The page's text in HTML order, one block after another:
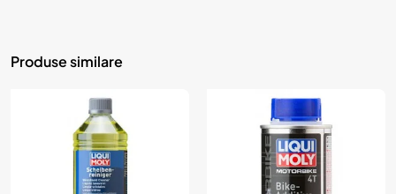
Produse similare